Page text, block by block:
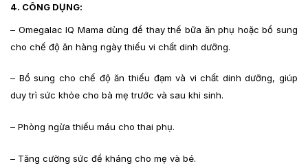
4. CÔNG DỤNG:
– Omegalac IQ Mama dùng để thay thế bữa ăn phụ hoặc bổ sung
cho chế độ ăn hàng ngày thiếu vi chất dinh dưỡng.
– Bổ sung cho chế độ ăn thiếu đạm và vi chất dinh dưỡng, giúp
duy trì sức khỏe cho bà mẹ trước và sau khi sinh.
– Phòng ngừa thiếu máu cho thai phụ.
– Tăng cường sức đề kháng cho mẹ và bé.